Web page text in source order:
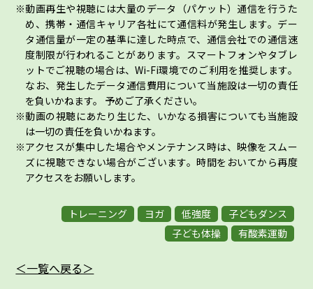
動画再生や視聴には大量のデータ（パケット）通信を行うた
め、携帯・通信キャリア各社にて通信料が発生します。デー
タ通信量が一定の基準に達した時点で、通信会社での通信速
度制限が行われることがあります。スマートフォンやタブレ
ットでご視聴の場合は、Wi-Fi環境でのご利用を推奨します。
なお、発生したデータ通信費用について当施設は一切の責任
を負いかねます。 予めご了承ください。
動画の視聴にあたり生じた、いかなる損害についても当施設
は一切の責任を負いかねます。
アクセスが集中した場合やメンテナンス時は、映像をスムー
ズに視聴できない場合がございます。時間をおいてから再度
アクセスをお願いします。
トレーニング ヨガ 低強度
子どもダンス
子ども体操
有酸素運動
＜一覧へ戻る＞